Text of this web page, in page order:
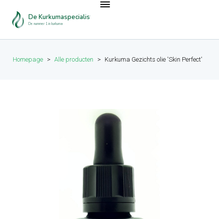
De Kurkumaspecialist
De nummer 1 in kurkuma
Homepage > Alle producten > Kurkuma Gezichts olie 'Skin Perfect'